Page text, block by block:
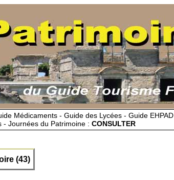
Médicaments - Guide des Lycées - Guide EHPAD
- Journées du Patrimoine : CONSULTER
(43)